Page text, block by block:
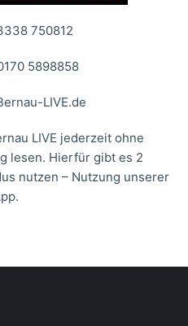
750812
5898858
LIVE.de
LIVE jederzeit ohne
lesen. Hierfür gibt es 2
nutzen – Nutzung unserer